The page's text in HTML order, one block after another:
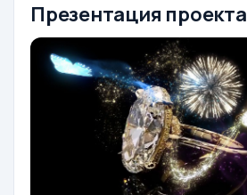
Презентация проекта